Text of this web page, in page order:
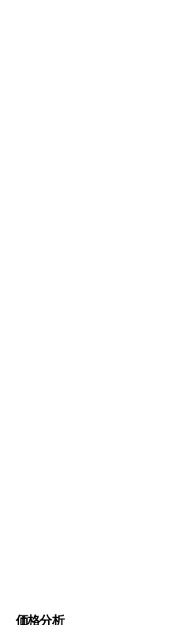
価格分析